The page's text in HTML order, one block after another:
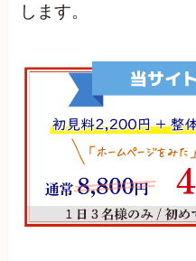
します。